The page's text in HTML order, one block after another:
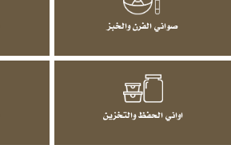
صواني الفرن والخبز
اواني الحفظ والتخزين